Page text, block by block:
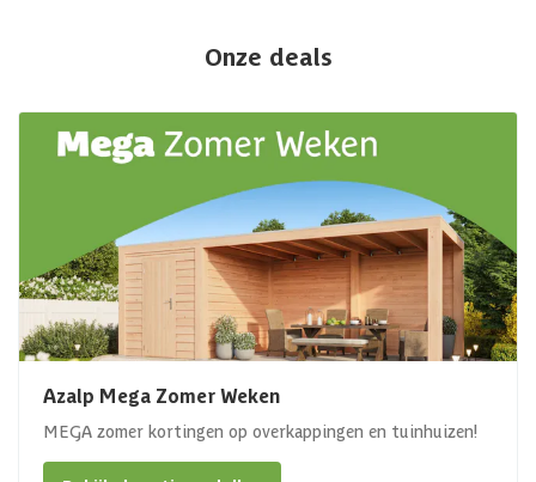
Onze deals
Azalp Mega Zomer Weken
MEGA zomer kortingen op overkappingen en tuinhuizen!